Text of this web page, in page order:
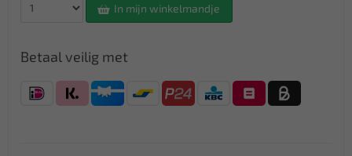
In mijn winkelmandje
Betaal veilig met